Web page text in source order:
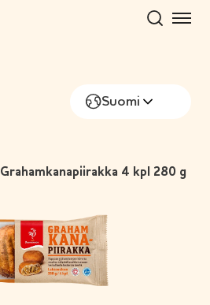
Suomi
Grahamkanapiirakka 4 kpl 280 g